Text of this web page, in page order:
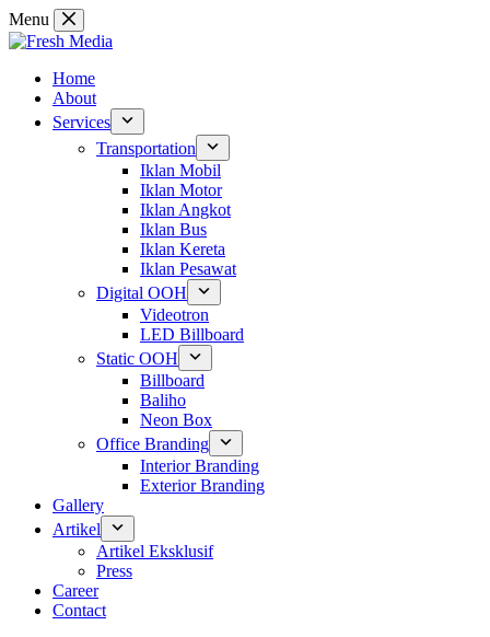
Skip
to
Menu
Home
About
Services
Transportation
Iklan Mobil
Iklan Motor
Iklan Angkot
Iklan Bus
Iklan Kereta
Iklan Pesawat
Digital OOH
Videotron
LED Billboard
Static OOH
Billboard
Baliho
Neon Box
Office Branding
Interior Branding
Exterior Branding
Gallery
Artikel
Artikel Eksklusif
Press
Career
Contact